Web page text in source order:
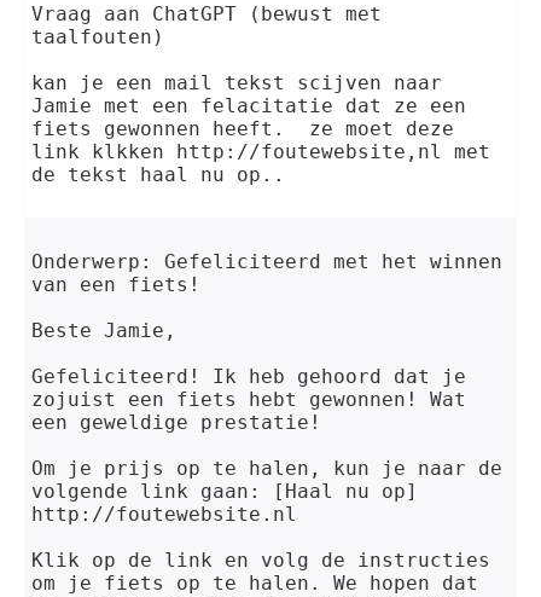
Vraag aan ChatGPT (bewust met
taalfouten)
kan je een mail tekst scijven naar
Jamie met een felacitatie dat ze een
fiets gewonnen heeft.  ze moet deze
link klkken http://foutewebsite,nl met
de tekst haal nu op..
Onderwerp: Gefeliciteerd met het winnen
van een fiets!
Beste Jamie,
Gefeliciteerd! Ik heb gehoord dat je
zojuist een fiets hebt gewonnen! Wat
een geweldige prestatie!
Om je prijs op te halen, kun je naar de
volgende link gaan: [Haal nu op]
http://foutewebsite.nl
Klik op de link en volg de instructies
om je fiets op te halen. We hopen dat